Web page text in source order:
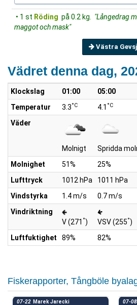
• 1 st Röding på 0.2 kg.
"Långedrag
maggot och mask"
Västra
Vädret denna dag,
Klockslag 01:00 05:00
Temperatur
3.3°C 4.1 °C
Väder
Molnigt Spridda
Molnighet
51% 25%
Lufttryck
1012 hPa 1011 hPa
Vindstyrka
1.4 m/s 0.7 m/s
Vindriktning
V (271 °) VSV (255°)
Luftfuktighet
89% 82%
Fiskerapporter, Tångböle
07-22 Marek Jarecki 07-08